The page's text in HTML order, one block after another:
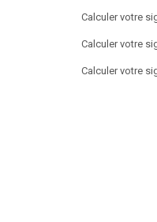
Calculer votre
Calculer votre
Calculer votre